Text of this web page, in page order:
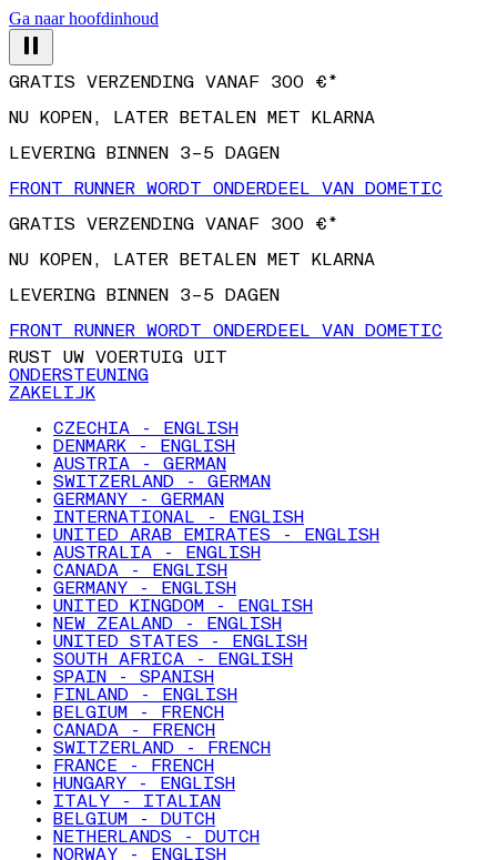
Ga naar hoofdinhoud
GRATIS VERZENDING VANAF 300 €*
NU KOPEN, LATER BETALEN MET KLARNA
LEVERING BINNEN 3–5 DAGEN
FRONT RUNNER WORDT ONDERDEEL VAN DOMETIC
GRATIS VERZENDING VANAF 300 €*
NU KOPEN, LATER BETALEN MET KLARNA
LEVERING BINNEN 3–5 DAGEN
FRONT RUNNER WORDT ONDERDEEL VAN DOMETIC
RUST UW VOERTUIG UIT
ONDERSTEUNING
ZAKELIJK
CZECHIA - ENGLISH
DENMARK - ENGLISH
AUSTRIA - GERMAN
SWITZERLAND - GERMAN
GERMANY - GERMAN
INTERNATIONAL - ENGLISH
UNITED ARAB EMIRATES - ENGLISH
AUSTRALIA - ENGLISH
CANADA - ENGLISH
GERMANY - ENGLISH
UNITED KINGDOM - ENGLISH
NEW ZEALAND - ENGLISH
UNITED STATES - ENGLISH
SOUTH AFRICA - ENGLISH
SPAIN - SPANISH
FINLAND - ENGLISH
BELGIUM - FRENCH
CANADA - FRENCH
SWITZERLAND - FRENCH
FRANCE - FRENCH
HUNGARY - ENGLISH
ITALY - ITALIAN
BELGIUM - DUTCH
NETHERLANDS - DUTCH
NORWAY - ENGLISH